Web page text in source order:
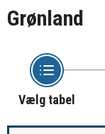
Grønland
Vælg tabel